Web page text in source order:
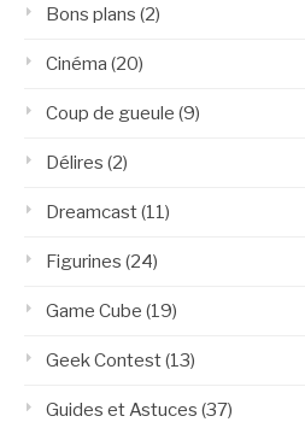
Bons plans (2)
Cinéma (20)
Coup de gueule (9)
Délires (2)
Dreamcast(11)
Figurines (24)
Game Cube (19)
Geek Contest(13)
Guides et Astuces (37)